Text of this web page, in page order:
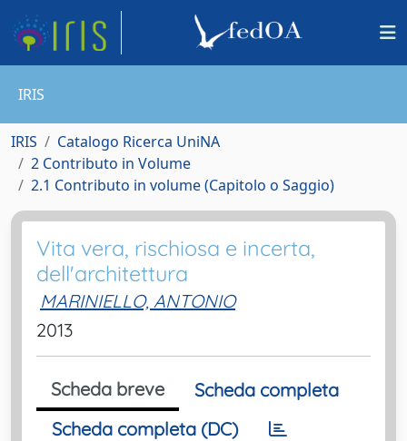
IRIS
IRIS
Catalogo Ricerca UniNA
2 Contributo in Volume
2.1 Contributo in volume (Capitolo o Saggio)
Vita vera, rischiosa e incerta,
dell'architettura
MARINIELLO, ANTONIO
2013
Scheda breve
Scheda completa
Scheda completa (DC)